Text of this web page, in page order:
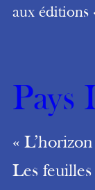
aux éditions
Pays
«
Les feuilles